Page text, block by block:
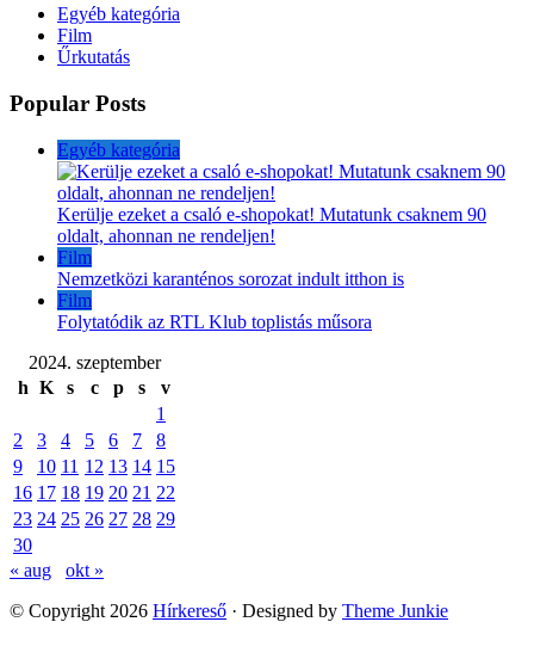
Egyéb kategória
Film
Űrkutatás
Popular Posts
Egyéb kategória
Kerülje ezeket a csaló e-shopokat! Mutatunk csaknem 90
oldalt, ahonnan ne rendeljen!
Film
Nemzetközi karanténos sorozat indult itthon is
Film
Folytatódik az RTL Klub toplistás műsora
2024. szeptember
h K s c p s
v
1
2
3 4 5 6 7
8
9
10 11 12 13 14 15
16 17 18 19 20 21 22
23 24 25 26 27 28 29
30
« aug
okt »
© Copyright 2026 Hírkereső · Designed by Theme Junkie